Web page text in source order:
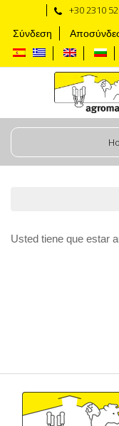
+30 2310
Σύνδεση
Usted tiene que estar